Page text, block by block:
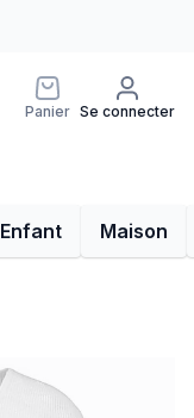
Panier Se connecter
Enfant Maison